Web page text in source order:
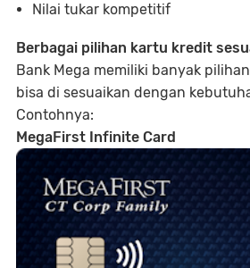
Nilai tukar kompetitif
Berbagai pilihan kartu kredit
Bank Mega memiliki banyak
bisa di sesuaikan dengan
Contohnya:
MegaFirst Infinite Card